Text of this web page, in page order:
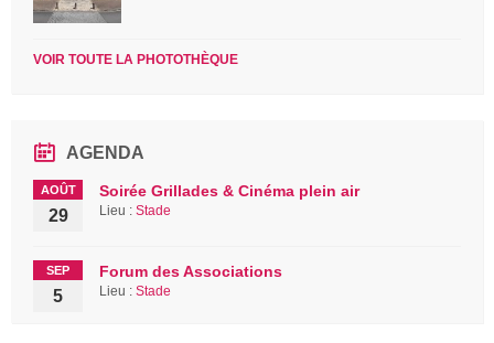
VOIR TOUTE LA PHOTOTHÈQUE
AGENDA
AOÛT
29
Soirée Grillades & Cinéma plein air
Lieu : Stade
SEP
5
Forum des Associations
Lieu : Stade